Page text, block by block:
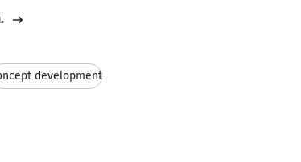
development